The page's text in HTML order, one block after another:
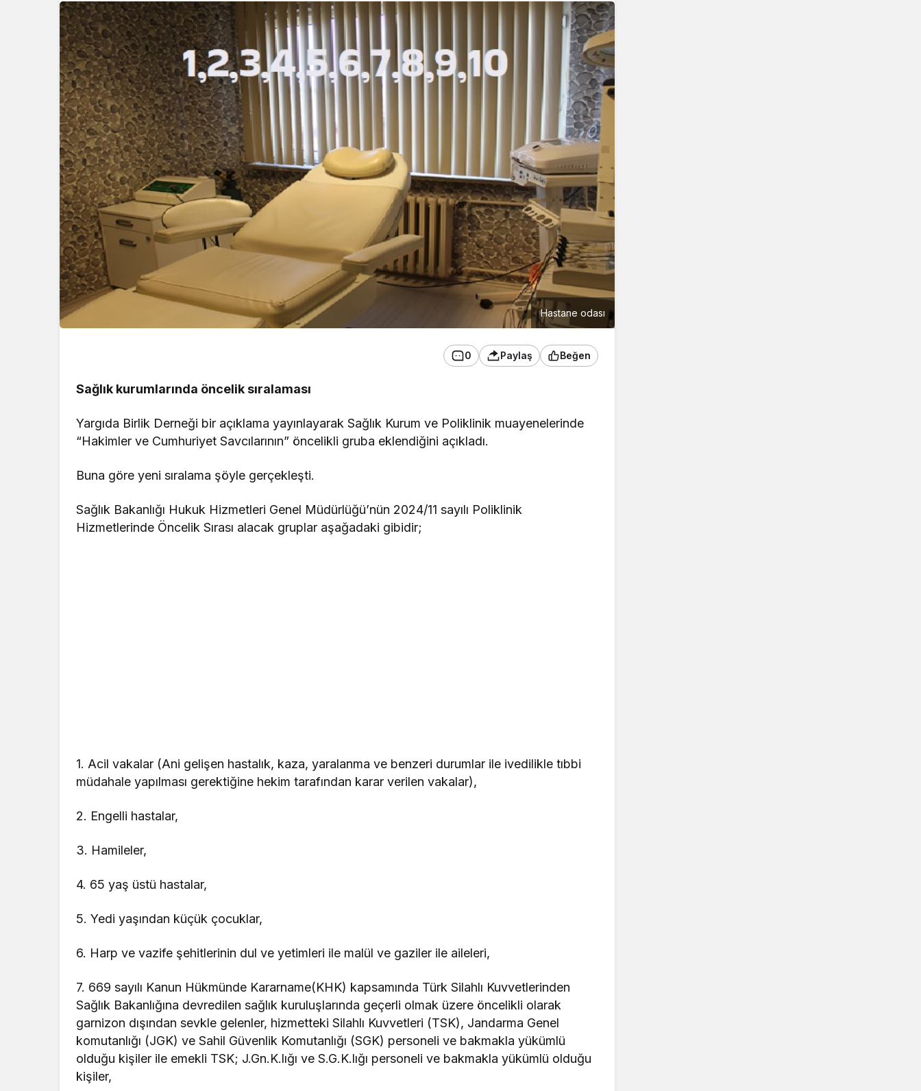
Hastane odası
0 Paylaş Beğen
Sağlık kurumlarında öncelik sıralaması
Yargıda Birlik Derneği bir açıklama yayınlayarak Sağlık Kurum ve Poliklinik muayenelerinde
“Hakimler ve Cumhuriyet Savcılarının” öncelikli gruba eklendiğini açıkladı.
Buna göre yeni sıralama şöyle gerçekleşti.
Sağlık Bakanlığı Hukuk Hizmetleri Genel Müdürlüğü’nün 2024/11 sayılı Poliklinik
Hizmetlerinde Öncelik Sırası alacak gruplar aşağadaki gibidir;
1. Acil vakalar (Ani gelişen hastalık, kaza, yaralanma ve benzeri durumlar ile ivedilikle tıbbi
müdahale yapılması gerektiğine hekim tarafından karar verilen vakalar),
2. Engelli hastalar,
3. Hamileler,
4. 65 yaş üstü hastalar,
5. Yedi yaşından küçük çocuklar,
6. Harp ve vazife şehitlerinin dul ve yetimleri ile malül ve gaziler ile aileleri,
7. 669 sayılı Kanun Hükmünde Kararname(KHK) kapsamında Türk Silahlı Kuvvetlerinden
Sağlık Bakanlığına devredilen sağlık kuruluşlarında geçerli olmak üzere öncelikli olarak
garnizon dışından sevkle gelenler, hizmetteki Silahlı Kuvvetleri (TSK), Jandarma Genel
komutanlığı (JGK) ve Sahil Güvenlik Komutanlığı (SGK) personeli ve bakmakla yükümlü
olduğu kişiler ile emekli TSK; J.Gn.K.lığı ve S.G.K.lığı personeli ve bakmakla yükümlü olduğu
kişiler,